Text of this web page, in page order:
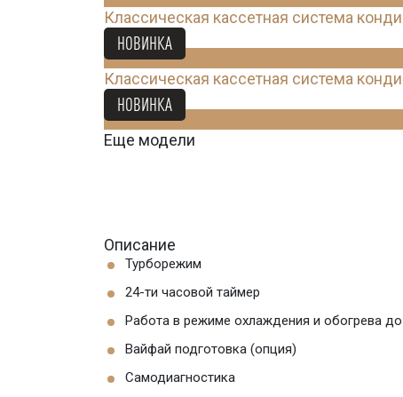
Классическая кассетная система
НОВИНКА
119 288Ꝑ
Классическая кассетная система
НОВИНКА
144 664Ꝑ
Еще модели
Описание
Турборежим
24-ти часовой таймер
Работа в режиме охлаждения и обогрева до
Вайфай подготовка (опция)
Самодиагностика